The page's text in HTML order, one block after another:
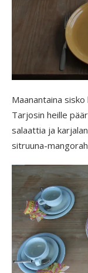
Maanantaina
Tarjosin heille
salaattia ja
sitruuna-